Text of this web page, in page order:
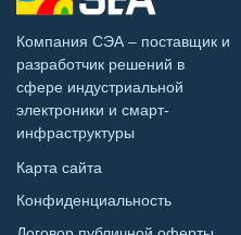
Компания СЭА – поставщик и
разработчик решений в
сфере индустриальной
электроники и смарт-
инфраструктуры
Карта сайта
Конфиденциальность